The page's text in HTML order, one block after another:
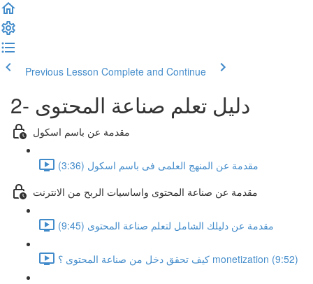
Previous Lesson Complete and Continue
2- دليل تعلم صناعة المحتوى
مقدمة عن باسم اسكول
مقدمة عن المنهج العلمى فى باسم اسكول (3:36)
مقدمة عن صناعة المحتوى واساسيات الربح من الانترنت
مقدمة عن دليلك الشامل لتعلم صناعة المحتوى (9:45)
كيف تحقق دخل من صناعة المحتوى ؟ monetization (9:52)